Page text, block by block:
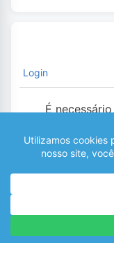
Login
É
0 COMENTÁRIOS